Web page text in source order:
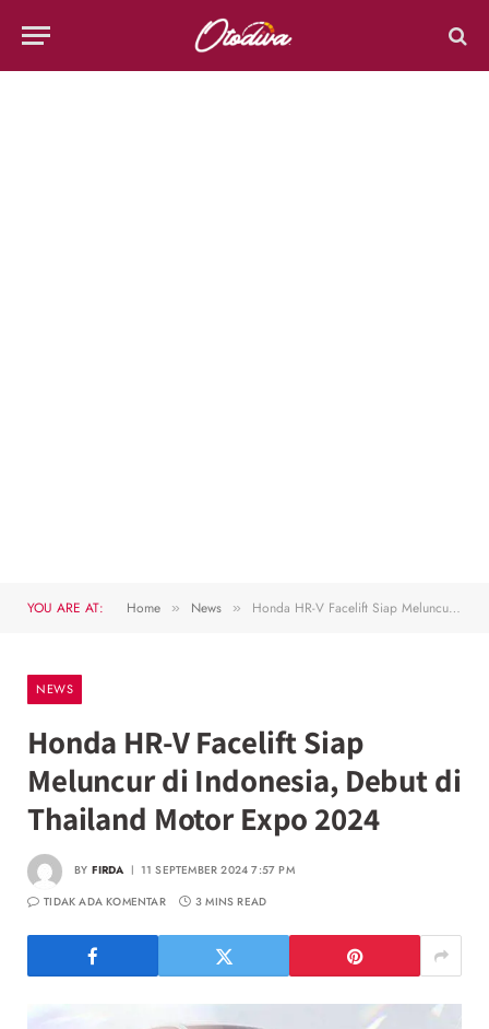
YOU ARE AT: Home » News » Honda HR-V Facelift Siap Meluncur di Indonesia, Debut di Thailand Motor Expo 2024
NEWS
Honda HR-V Facelift Siap
Meluncur di Indonesia, Debut di
Thailand Motor Expo 2024
BY FIRDA
11 SEPTEMBER 2024 7:57 PM
TIDAK ADA KOMENTAR
3 MINS READ